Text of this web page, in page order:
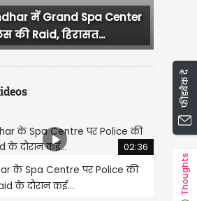
Spa Center
लुधियाना में
हंगामा, प्रदेश...
02:36
के Spa Centre पर Police की
के दौरान कई...
फीडबैक दें
Thoughts